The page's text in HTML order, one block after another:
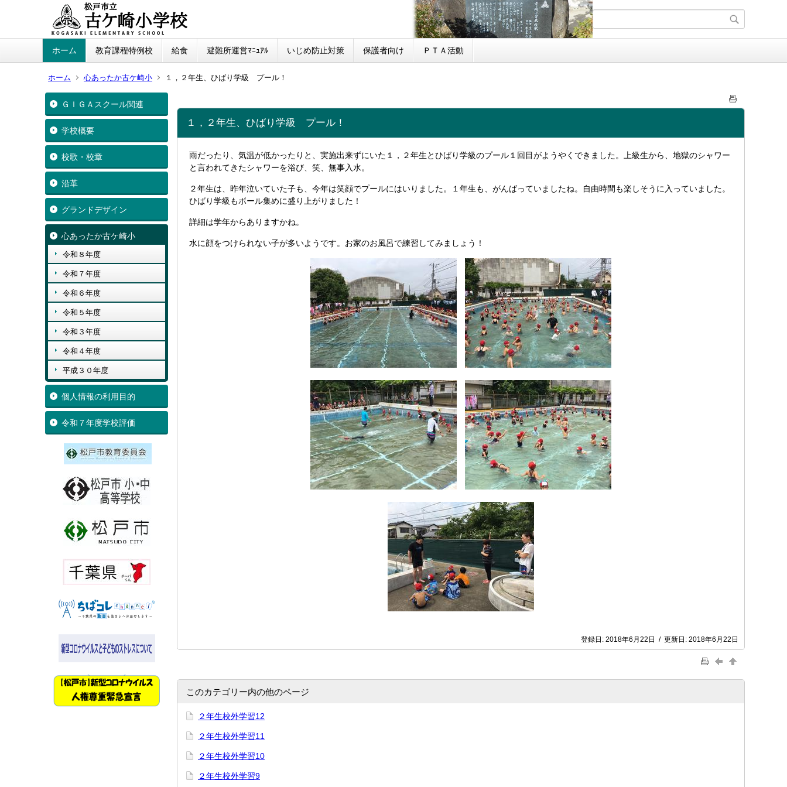
ホーム 教育課程特例校 給食 避難所運営ﾏﾆｭｱﾙ いじめ防止対策 保護者向け ＰＴＡ活動
ホーム 心あったか古ケ崎小 １，２年生、ひばり学級 プール！
ＧＩＧＡスクール関連
学校概要
校歌・校章
沿革
グランドデザイン
心あったか古ケ崎小
令和８年度
令和７年度
令和６年度
令和５年度
令和３年度
令和４年度
平成３０年度
個人情報の利用目的
令和７年度学校評価
１，２年生、ひばり学級 プール！
雨だったり、気温が低かったりと、実施出来ずにいた１，２年生とひばり学級のプール１回目がようやくできました。上級生から、地獄のシャワー
と言われてきたシャワーを浴び、笑、無事入水。
２年生は、昨年泣いていた子も、今年は笑顔でプールにはいりました。１年生も、がんばっていましたね。自由時間も楽しそうに入っていました。
ひばり学級もボール集めに盛り上がりました！
詳細は学年からありますかね。
水に顔をつけられない子が多いようです。お家のお風呂で練習してみましょう！
登録日: 2018年6月22日 / 更新日: 2018年6月22日
このカテゴリー内の他のページ
２年生校外学習12
２年生校外学習11
２年生校外学習10
２年生校外学習9